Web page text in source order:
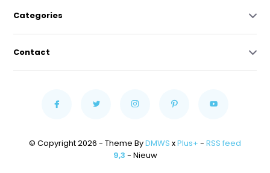
Categories
Contact
© Copyright 2026 - Theme ByDMWS xPlus+ - RSS feed
9,3 - Nieuw